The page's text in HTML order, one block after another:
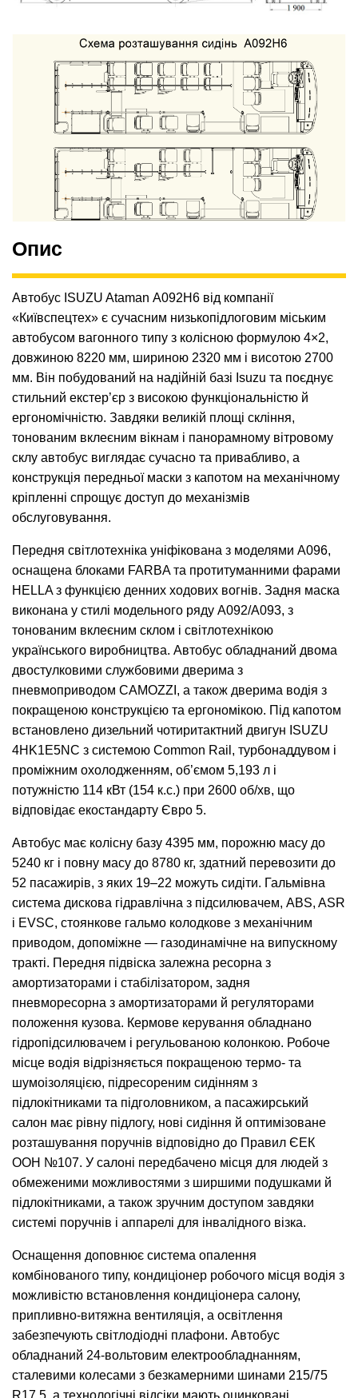
Опис
Автобус ISUZU Ataman А092Н6 від компанії
«Київспецтех» є сучасним низькопідлоговим міським
автобусом вагонного типу з колісною формулою 4×2,
довжиною 8220 мм, шириною 2320 мм і висотою 2700
мм. Він побудований на надійній базі Isuzu та поєднує
стильний екстер’єр з високою функціональністю й
ергономічністю. Завдяки великій площі скління,
тонованим вклеєним вікнам і панорамному вітровому
склу автобус виглядає сучасно та привабливо, а
конструкція передньої маски з капотом на механічному
кріпленні спрощує доступ до механізмів
обслуговування.
Передня світлотехніка уніфікована з моделями А096,
оснащена блоками FARBA та протитуманними фарами
HELLA з функцією денних ходових вогнів. Задня маска
виконана у стилі модельного ряду А092/А093, з
тонованим вклеєним склом і світлотехнікою
українського виробництва. Автобус обладнаний двома
двостулковими службовими дверима з
пневмоприводом CAMOZZI, а також дверима водія з
покращеною конструкцією та ергономікою. Під капотом
встановлено дизельний чотиритактний двигун ISUZU
4HK1E5NC з системою Common Rail, турбонаддувом і
проміжним охолодженням, об’ємом 5,193 л і
потужністю 114 кВт (154 к.с.) при 2600 об/хв, що
відповідає екостандарту Євро 5.
Автобус має колісну базу 4395 мм, порожню масу до
5240 кг і повну масу до 8780 кг, здатний перевозити до
52 пасажирів, з яких 19–22 можуть сидіти. Гальмівна
система дискова гідравлічна з підсилювачем, ABS, ASR
і EVSC, стоянкове гальмо колодкове з механічним
приводом, допоміжне — газодинамічне на випускному
тракті. Передня підвіска залежна ресорна з
амортизаторами і стабілізатором, задня
пневморесорна з амортизаторами й регуляторами
положення кузова. Кермове керування обладнано
гідропідсилювачем і регульованою колонкою. Робоче
місце водія відрізняється покращеною термо- та
шумоізоляцією, підресореним сидінням з
підлокітниками та підголовником, а пасажирський
салон має рівну підлогу, нові сидіння й оптимізоване
розташування поручнів відповідно до Правил ЄЕК
ООН №107. У салоні передбачено місця для людей з
обмеженими можливостями з ширшими подушками й
підлокітниками, а також зручним доступом завдяки
системі поручнів і аппарелі для інвалідного візка.
Оснащення доповнює система опалення
комбінованого типу, кондиціонер робочого місця водія з
можливістю встановлення кондиціонера салону,
припливно-витяжна вентиляція, а освітлення
забезпечують світлодіодні плафони. Автобус
обладнаний 24-вольтовим електрообладнанням,
сталевими колесами з безкамерними шинами 215/75